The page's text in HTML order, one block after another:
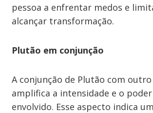
pessoa a enfrentar medos e
alcançar transformação.
Plutão em conjunção
A conjunção de Plutão com
amplifica a intensidade e o
envolvido. Esse aspecto indica